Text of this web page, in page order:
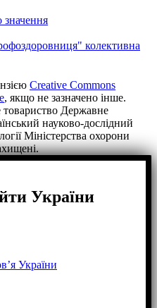
значення
колективна
Creative Commons
, якщо не зазначено інше.
Державне
науково-дослідний
Міністерства охорони
України
України